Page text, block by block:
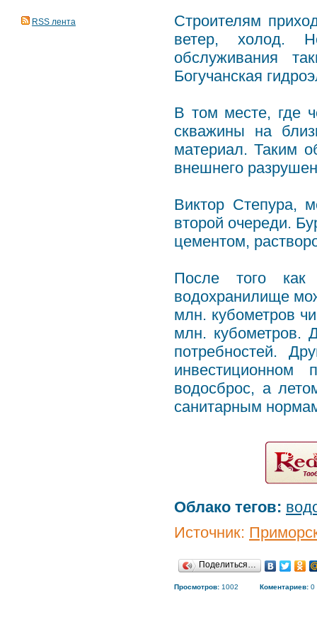
RSS лента
Строителям
ветер, холод.
обслуживания
Богучанская
В том месте, где
скважины на
материал. Таким
внешнего
Виктор Степура,
второй очереди.
цементом,
После того
водохранилище
млн. кубометров
млн. кубометров.
потребностей.
инвестиционном
водосброс, а
санитарным
Облако тегов:
Источник:
Поделиться…
Просмотров: 1002 Коментариев: 0